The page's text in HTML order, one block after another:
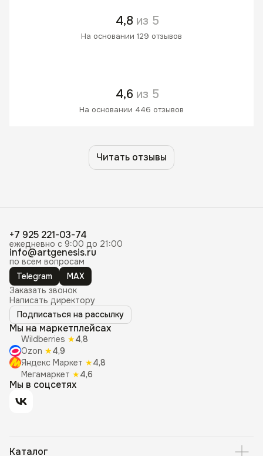
4,8 из 5
На основании 129 отзывов
4,6 из 5
На основании 446 отзывов
Читать отзывы
+7 925 221-03-74
ежедневно с 9:00 до 21:00
info@artgenesis.ru
по всем вопросам
Telegram
MAX
Заказать звонок
Написать директору
Подписаться на рассылку
Мы на маркетплейсах
Wildberries ★4,8
Ozon ★4,9
Яндекс Маркет ★4,8
Мегамаркет ★4,6
Мы в соцсетях
Каталог